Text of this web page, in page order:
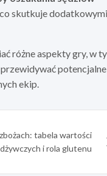
skutkuje dodatkowymi
różne aspekty gry, w
potencjalne
ekip.
tabela wartości
i rola glutenu